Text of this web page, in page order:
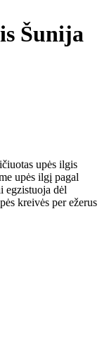
Šunija
upės ilgis
upės ilgį pagal
egzistuoja dėl
kreivės per ežerus